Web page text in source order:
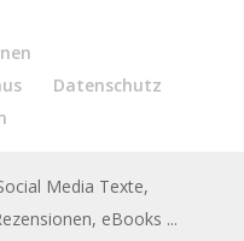
Datenschutz
Media Texte,
eBooks ...